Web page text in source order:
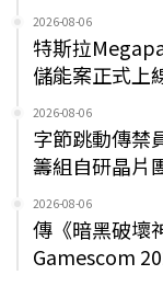
2026-08-06
特斯拉
儲能案正式上
2026-08-06
字節跳動傳禁
籌組自研晶片
2026-08-06
傳《暗黑破壞
Gamescom